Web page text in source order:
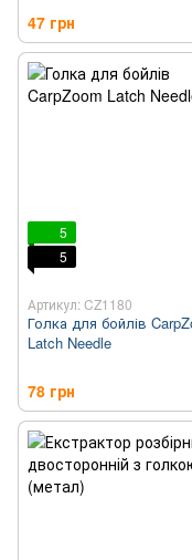
47 грн
5
5
Артикул: CZ1180
Голка для бойлів
Latch Needle
78 грн